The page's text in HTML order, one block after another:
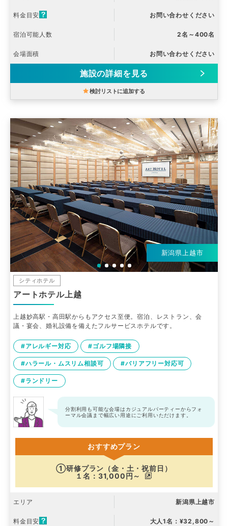
料金目安 お問い合わせください
宿泊可能人数 2名～400名
会場面積 お問い合わせください
施設の詳細を見る
検討リストに追加する
新潟県上越市
シティホテル
アートホテル上越
上越妙高駅・高田駅からもアクセス至便。宿泊、レストラン、会
議・宴会、婚礼設備を備えたフルサービスホテルです。
#アレルギー対応 #ゴルフ場隣接
#ハラール・ムスリム相談可 #バリアフリー対応可
#ランドリー
分割利用も可能な会場はカジュアルパーティーからフォ
ーマル会議まで幅広い用途にご利用いただけます。
おすすめプラン
①研修プラン（金・土・祝前日）
１名：31,000円～
エリア 新潟県上越市
料金目安 大人1名：¥32,800～